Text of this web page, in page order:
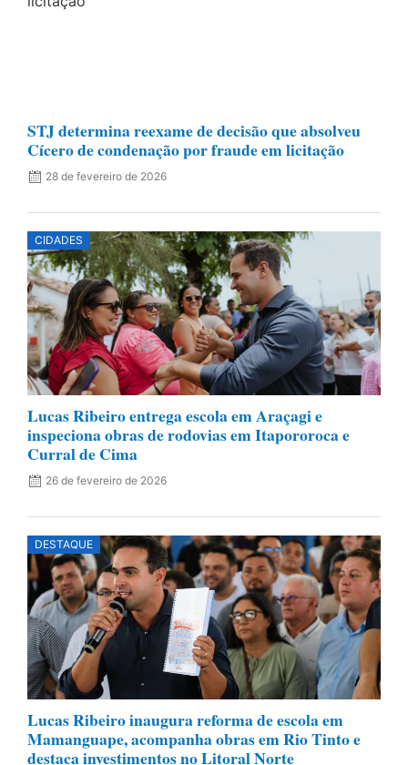
STJ determina reexame de decisão que absolveu
Cícero de condenação por fraude em licitação
28 de fevereiro de 2026
CIDADES
Lucas Ribeiro entrega escola em Araçagi e
inspeciona obras de rodovias em Itapororoca e
Curral de Cima
26 de fevereiro de 2026
DESTAQUE
Lucas Ribeiro inaugura reforma de escola em
Mamanguape, acompanha obras em Rio Tinto e
destaca investimentos no Litoral Norte